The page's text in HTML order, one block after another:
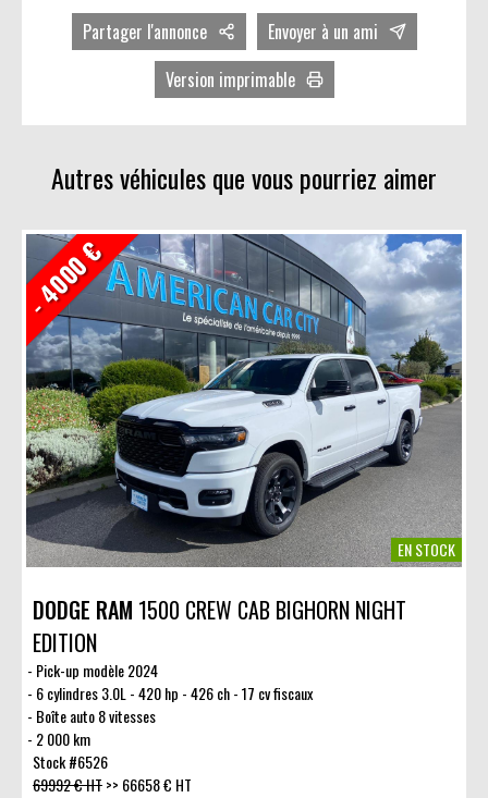
Partager l'annonce Envoyer à un ami
Version imprimable
Autres véhicules que vous pourriez aimer
- 4000 €
EN STOCK
DODGE RAM 1500 CREW CAB BIGHORN NIGHT
EDITION
Pick-up modèle 2024
6 cylindres 3.0L - 420 hp - 426 ch - 17 cv fiscaux
Boîte auto 8 vitesses
2 000 km
Stock #6526
69992 € HT>> 66658 € HT